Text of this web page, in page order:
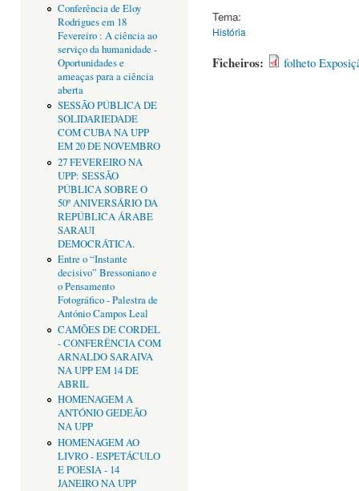
Conferência de Eloy
Rodrigues em 18
Fevereiro : A ciência ao
serviço da humanidade -
Oportunidades e
ameaças para a ciência
aberta
SESSÃO PÚBLICA DE
SOLIDARIEDADE
COM CUBA NA UPP
EM 20 DE NOVEMBRO
27 FEVEREIRO NA
UPP: SESSÃO
PÚBLICA SOBRE O
50º ANIVERSÁRIO DA
REPÚBLICA ÁRABE
SARAUI
DEMOCRÁTICA.
Entre o “Instante
decisivo” Bressoniano e
o Pensamento
Fotográfico - Palestra de
António Campos Leal
CAMÕES DE CORDEL
- CONFERÊNCIA COM
ARNALDO SARAIVA
NA UPP EM 14 DE
ABRIL
HOMENAGEM A
ANTÓNIO GEDEÃO
NA UPP
HOMENAGEM AO
LIVRO - ESPETÁCULO
E POESIA - 14
JANEIRO NA UPP
Tema:
História
Ficheiros: folheto